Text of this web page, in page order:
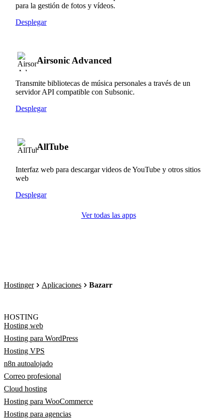
para la gestión de fotos y vídeos.
Desplegar
Airsonic Advanced
Transmite bibliotecas de música personales a través de un
servidor API compatible con Subsonic.
Desplegar
AllTube
Interfaz web para descargar videos de YouTube y otros sitios
web
Desplegar
Ver todas las apps
Hostinger Aplicaciones Bazarr
HOSTING
Hosting web
Hosting para WordPress
Hosting VPS
n8n autoalojado
Correo profesional
Cloud hosting
Hosting para WooCommerce
Hosting para agencias